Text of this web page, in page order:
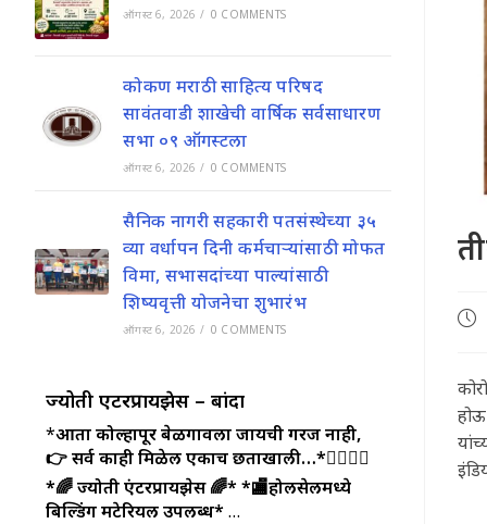
ऑगस्ट 6, 2026 / 0 COMMENTS
कोकण मराठी साहित्य परिषद
सावंतवाडी शाखेची वार्षिक सर्वसाधारण
सभा ०९ ऑगस्टला
ऑगस्ट 6, 2026 / 0 COMMENTS
सैनिक नागरी सहकारी पतसंस्थेच्या ३५
व्या वर्धापन दिनी कर्मचाऱ्यांसाठी मोफत
विमा, सभासदांच्या पाल्यांसाठी
शिष्यवृत्ती योजनेचा शुभारंभ
ऑगस्ट 6, 2026 / 0 COMMENTS
ज्योती एंटरप्रायझेस – बांदा
*आता कोल्हापूर बेळगावला जायची गरज नाही,
👉 सर्व काही मिळेल एकाच छताखाली…*🏃‍♀️🏃‍♂️
*🌈 ज्योती एंटरप्रायझेस 🌈**🏬होलसेलमध्ये
बिल्डिंग मटेरियल उपलब्ध*…